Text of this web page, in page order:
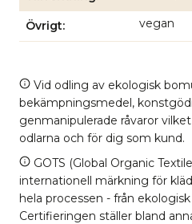
Övrigt vegan
Vid odling av ekologisk
bekämpningsmedel,
genmanipulerade råvaror
odlarna och för dig som kund.
GOTS (Global Organic
internationell märkning för
hela processen - från
Certifieringen ställer bland